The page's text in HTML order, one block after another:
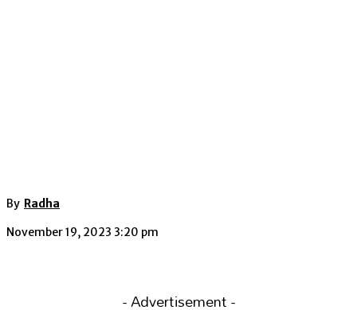
By Radha
November 19, 2023 3:20 pm
- Advertisement -